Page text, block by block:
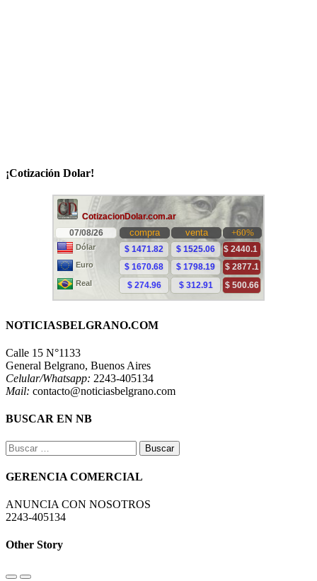
¡Cotización Dolar!
NOTICIASBELGRANO.COM
Calle 15 N°1133
General Belgrano, Buenos Aires
Celular/Whatsapp: 2243-405134
Mail: contacto@noticiasbelgrano.com
BUSCAR EN NB
Buscar:
GERENCIA COMERCIAL
ANUNCIA CON NOSOTROS
2243-405134
Other Story